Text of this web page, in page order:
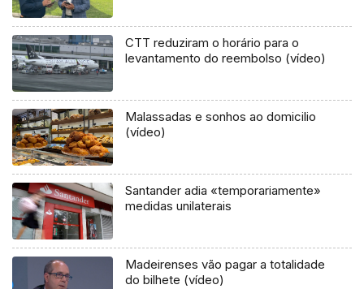
CTT reduziram o horário para o
levantamento do reembolso (vídeo)
Malassadas e sonhos ao domicilio
(vídeo)
Santander adia «temporariamente»
medidas unilaterais
Madeirenses vão pagar a totalidade
do bilhete (vídeo)